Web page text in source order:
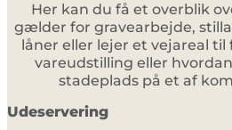
Her kan du få et overblik
gælder for gravearbejde,
låner eller lejer et vejareal
vareudstilling eller
stadeplads på et af
Udeservering